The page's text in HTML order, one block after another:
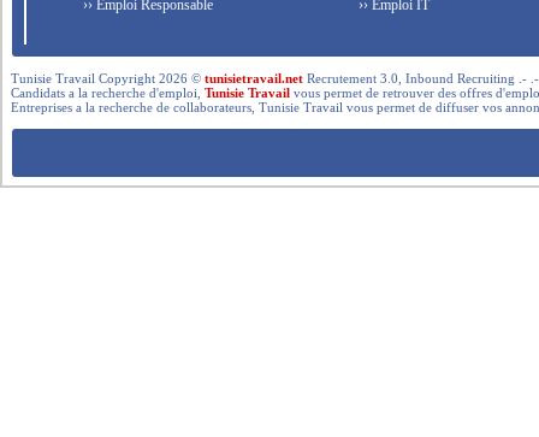
›› Emploi Responsable
›› Emploi IT
Tunisie Travail Copyright 2026 ©tunisietravail.net Recrutement 3.0, Inbound Recruiting .-
Candidats a la recherche d'emploi,Tunisie Travail vous permet de retrouver des offres
Entreprises a la recherche de collaborateurs, Tunisie Travail vous permet de diffuser vos